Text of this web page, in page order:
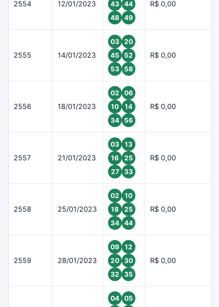
2554 12/01/2023
43
44
48
49
R$ 0,00
2555 14/01/2023
03
20
45
52
53
58
R$ 0,00
2556 18/01/2023
02
06
10
14
34
56
R$ 0,00
2557 21/01/2023
03
13
16
25
27
33
R$ 0,00
2558 25/01/2023
02
10
18
25
34
44
R$ 0,00
2559 28/01/2023
09
12
20
30
32
35
R$ 0,00
04
05